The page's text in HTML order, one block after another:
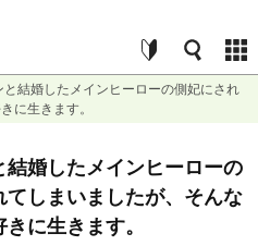
と結婚したメインヒーローの側妃にされ
に生きます。
結婚したメインヒーローの
てしまいましたが、そんな
に生きます。